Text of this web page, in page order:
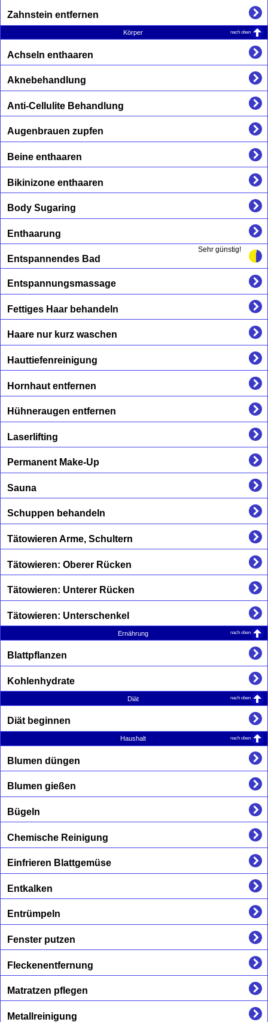
Zahnstein entfernen
Körper nach oben
Achseln enthaaren
Aknebehandlung
Anti-Cellulite Behandlung
Augenbrauen zupfen
Beine enthaaren
Bikinizone enthaaren
Body Sugaring
Enthaarung
Sehr günstig!
Entspannendes Bad
Entspannungsmassage
Fettiges Haar behandeln
Haare nur kurz waschen
Hauttiefenreinigung
Hornhaut entfernen
Hühneraugen entfernen
Laserlifting
Permanent Make-Up
Sauna
Schuppen behandeln
Tätowieren Arme, Schultern
Tätowieren: Oberer Rücken
Tätowieren: Unterer Rücken
Tätowieren: Unterschenkel
Ernährung nach oben
Blattpflanzen
Kohlenhydrate
Diät nach oben
Diät beginnen
Haushalt nach oben
Blumen düngen
Blumen gießen
Bügeln
Chemische Reinigung
Einfrieren Blattgemüse
Entkalken
Entrümpeln
Fenster putzen
Fleckenentfernung
Matratzen pflegen
Metallreinigung